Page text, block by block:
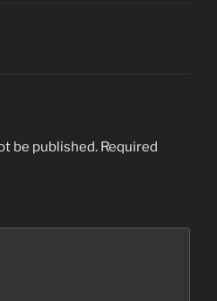
be published. Required